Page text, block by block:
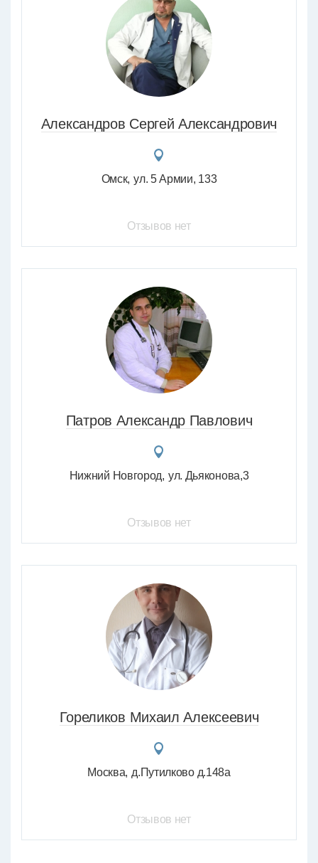
Александров Сергей Александрович
Омск ул. 5 Армии, 133
Отзывов нет
Патров Александр Павлович
Нижний Новгород ул. Дьяконова,3
Отзывов нет
Гореликов Михаил Алексеевич
Москва д.Путилково д.148а
Отзывов нет